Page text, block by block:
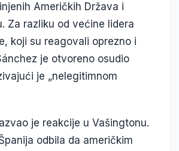
Američkih Država i
Za razliku od većine lidera
koji su reagovali oprezno i
je otvoreno osudio
je „nelegitimnom
je reakcije u Vašingtonu.
odbila da američkim